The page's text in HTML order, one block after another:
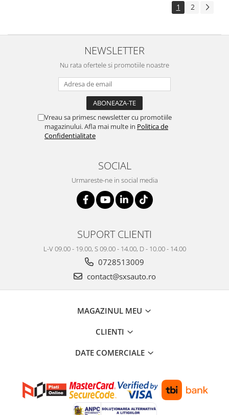
1 2
NEWSLETTER
Nu rata ofertele si promotiile noastre
Vreau sa primesc newsletter cu promotiile
magazinului. Afla mai multe in Politica de
Confidentialitate
SOCIAL
Urmareste-ne in social media
SUPORT CLIENTI
L-V 09.00 - 19.00, S 09.00 - 14.00, D - 10.00 - 14.00
0728513009
contact@sxsauto.ro
MAGAZINUL MEU
CLIENTI
DATE COMERCIALE